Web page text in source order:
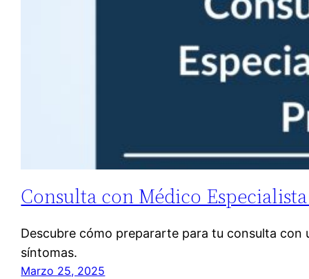
Consulta con Médico
Descubre cómo prepararte para tu consulta
síntomas.
Marzo 25, 2025